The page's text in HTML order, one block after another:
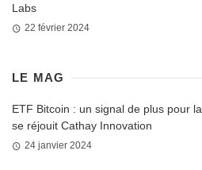
Labs
22 février 2024
LE MAG
ETF Bitcoin : un signal de plus pour
se réjouit Cathay Innovation
24 janvier 2024